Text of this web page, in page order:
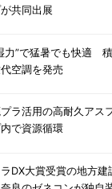
共同出展
力”で猛暑でも快適
空調を発売
ラ活用の高耐久アス
で資源循環
DX大賞受賞の地方